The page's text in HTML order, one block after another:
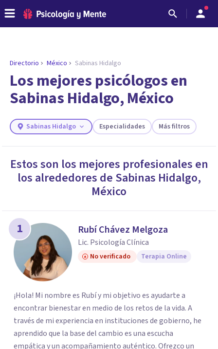
ENCONTRAR MI TERAPEUTA
¿Necesitas ayuda para encontrar el
psicólogo adecuado?
Responde a unas breves preguntas y te ofreceremos
necesidades.
Directorio México Sabinas Hidalgo
Los mejores psicólogos en
Sabinas Hidalgo, México
Sabinas Hidalgo Especialidades Más filtros
Estos son los mejores profesionales en
los alrededores de Sabinas Hidalgo,
México
1 Rubí Chávez Melgoza
Lic. Psicología Clínica
No verificado Terapia Online
¡Hola! Mi nombre es Rubí y mi objetivo es ayudarte a
encontrar bienestar en medio de los retos de la vida. A
través de mi experiencia en instituciones de gobierno, he
aprendido que la base del cambio es una escucha
empática y un acompañamiento auténtico. ​Ofrezco un